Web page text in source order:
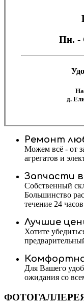
Пн. -
На
д.
Ремонт
Можем всё - от
агрегатов и
Запчасти
Собственный
Большинство
течение 24
Лучшие
Хотите
Для Вашего
ожидания со